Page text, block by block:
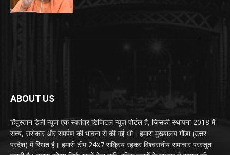
ABOUT US
हिंदुस्तान डेली न्यूज एक स्वतंत्र डिजिटल न्यूज़ पोर्टल है, जिसकी स्थापना 2018 में
सत्य, सरोकार और समर्पण की भावना से की गई थी। हमारा मुख्यालय गोंडा (उत्तर
प्रदेश) में स्थित है। हमारी टीम 24x7 सक्रिय रहकर विश्वसनीय समाचार प्रस्तुत